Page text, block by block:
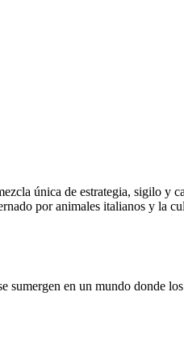
única de estrategia, sigilo y
por animales italianos y la
en un mundo donde